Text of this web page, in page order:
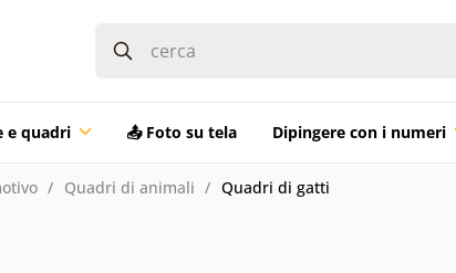
e quadri 📤 Foto su tela Dipingere con i numeri
Quadri di animali Quadri di gatti